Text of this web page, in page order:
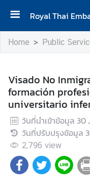
Royal Thai
H
o
A
b
o
u
t
u
s
Home Public
Visado No
formación
universitario
วันที่นำเข้าข้อมูล 30
วันที่ปรับปรุงข้อมูล
2,796 view